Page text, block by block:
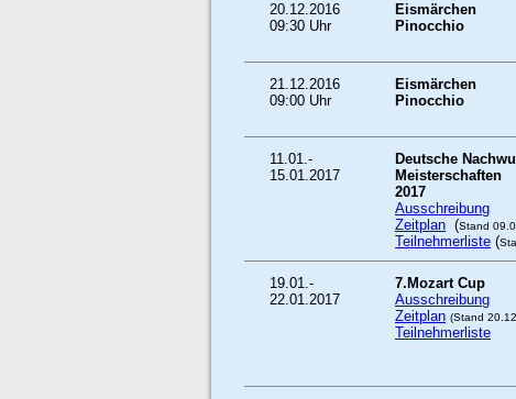
20.12.2016
09:30 Uhr
Eismärchen
Pinocchio
21.12.2016
09:00 Uhr
Eismärchen
Pinocchio
11.01.-
15.01.2017
Deutsche
Meisterschaften
2017
Ausschreibung
Zeitplan (Stand
Teilnehmerliste (
19.01.-
22.01.2017
7.Mozart Cup
Ausschreibung
Zeitplan (Stand
Teilnehmerliste